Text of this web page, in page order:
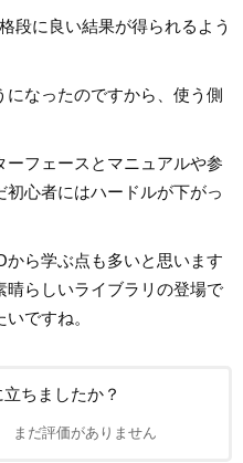
段に良い結果が得られるよう
なったのですから、使う側
ーフェースとマニュアルや参
心者にはハードルが下がっ
ら学ぶ点も多いと思います
晴らしいライブラリの登場で
ですね。
ちましたか？
まだ評価がありません